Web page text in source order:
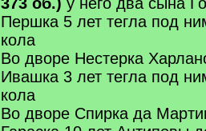
Першка 5 лет тегла под
кола
Во дворе Нестерка
Ивашка 3 лет тегла под
кола
Во дворе Спирка да